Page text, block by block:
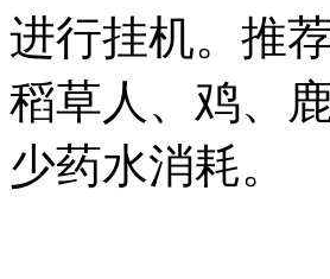
进行挂机。推
稻草人、鸡、
少药水消耗。